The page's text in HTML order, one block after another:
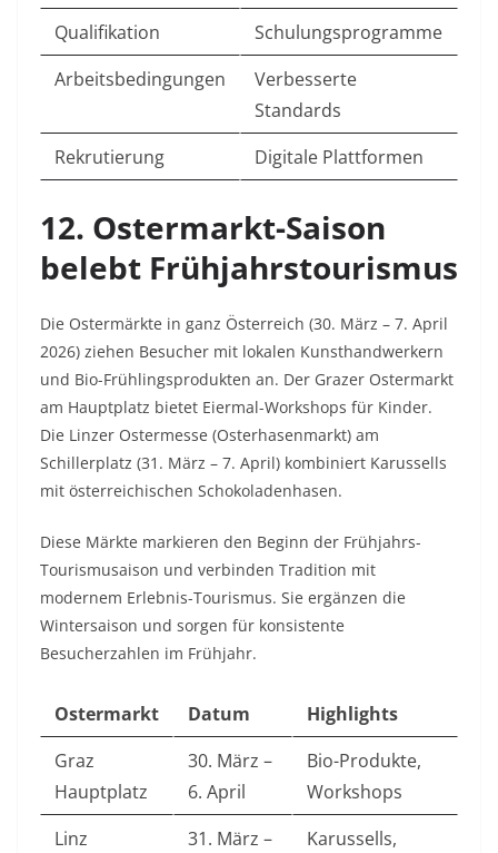
Qualifikation
Schulungsprogramme
Arbeitsbedingungen
Verbesserte
Standards
Rekrutierung
Digitale Plattformen
12. Ostermarkt-Saison
belebt Frühjahrstourismus
Die Ostermärkte in ganz Österreich (30. März – 7. April
2026) ziehen Besucher mit lokalen Kunsthandwerkern
und Bio-Frühlingsprodukten an. Der Grazer Ostermarkt
am Hauptplatz bietet Eiermal-Workshops für Kinder.
Die Linzer Ostermesse (Osterhasenmarkt) am
Schillerplatz (31. März – 7. April) kombiniert Karussells
mit österreichischen Schokoladenhasen.​
Diese Märkte markieren den Beginn der Frühjahrs-
Tourismusaison und verbinden Tradition mit
modernem Erlebnis-Tourismus. Sie ergänzen die
Wintersaison und sorgen für konsistente
Besucherzahlen im Frühjahr.
Ostermarkt Datum
Highlights
Graz
Hauptplatz
30. März –
6. April
Bio-Produkte,
Workshops
Linz
31. März –
Karussells,